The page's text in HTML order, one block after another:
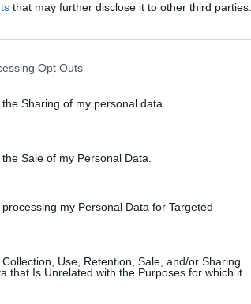
that may further disclose it to other third parties.
Opt Outs
Sharing of my personal data.
Sale of my Personal Data.
my Personal Data for Targeted
Use, Retention, Sale, and/or Sharing
that Is Unrelated with the Purposes for which it
ημέρας και ότι σου κάνει κλικ!